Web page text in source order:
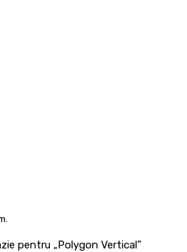
pentru „Polygon Vertical”